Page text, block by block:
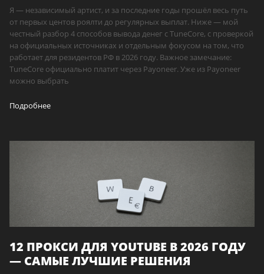
Я — независимый артист, и за последние годы прошёл весь путь
от первых центов роялти до регулярных выплат. Ниже — мой
честный разбор 4 способов вывода денег с TuneCore, с проверкой
на официальных источниках и отдельным фокусом на том, что
работает для резидентов РФ в 2026 году. Важное замечание:
TuneCore официально платит через Payoneer. Уже из Payoneer
можно выбрать
Подробнее
12 ПРОКСИ ДЛЯ YOUTUBE В 2026 ГОДУ
— САМЫЕ ЛУЧШИЕ РЕШЕНИЯ